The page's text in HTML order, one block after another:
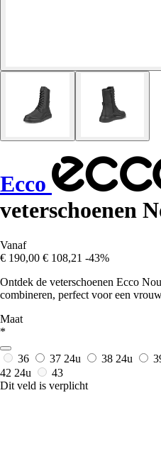
Ecco
veterschoenen
Vanaf
€ 190,00 € 108,21 -43%
Ontdek de veterschoenen Ecco
combineren, perfect voor een
Maat
*
36 37 24u 38 24u
42 24u
43
Dit veld is verplicht